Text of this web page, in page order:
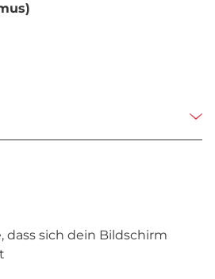
dass sich dein Bildschirm